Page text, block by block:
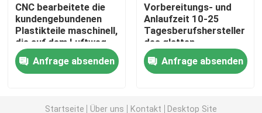
Nachrichten
Fälle
Präzision cnc bearbeitete Teile maschinell
CNC bearbeitete die
kundengebundenen
Plastikteile maschinell,
die auf dem Luftweg
geliefert wurden
Anfrage absenden
Vorbereitungs- und
Anlaufzeit 10-25
Tagesberufshersteller
des glatten
Oberflächenendes
OEM/ODM verfügbar
in China
Anfrage absenden
Startseite Über uns Kontakt Desktop Site